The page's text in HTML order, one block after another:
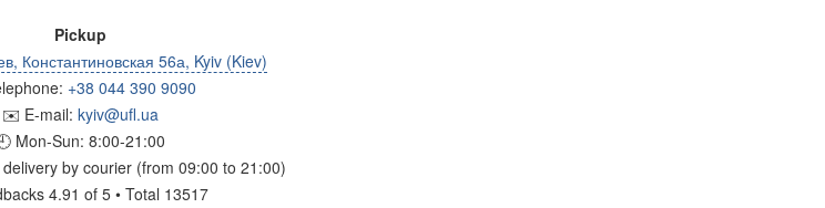
Pickup
Константиновская 56а, Kyiv (Kiev)
+38 044 390 9090
✉️ E-mail: kyiv@ufl.ua
Mon-Sun: 8:00-21:00
by courier (from 09:00 to 21:00)
4.91 of 5 • Total 13517